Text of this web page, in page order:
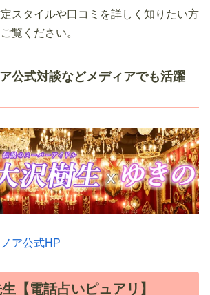
スタイルや口コミを詳しく知りたい方
覧ください。
公式対談などメディアでも活躍
ア公式HP
【電話占いピュアリ】